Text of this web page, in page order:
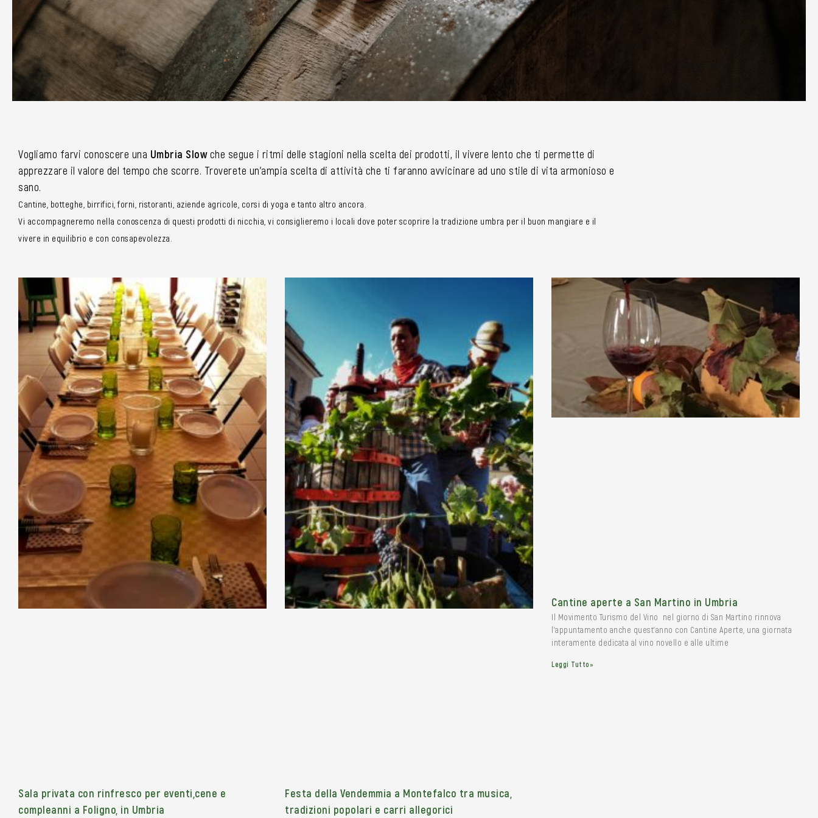
Vogliamo farvi conoscere una Umbria Slowche segue i ritmi delle stagioni nella scelta dei prodotti, il vivere lento che ti permette di
apprezzare il valore del tempo che scorre. Troverete un’ampia scelta di attività che ti faranno avvicinare ad uno stile di vita armonioso e
sano.
Cantine, botteghe, birrifici, forni, ristoranti, aziende agricole, corsi di yoga e tanto altro ancora.
Vi accompagneremo nella conoscenza di questi prodotti di nicchia, vi consiglieremo i locali dove poter scoprire la tradizione umbra per il buon mangiare e il
vivere in equilibrio e con consapevolezza.
Sala privata con rinfresco per eventi,cene e
compleanni a Foligno, in Umbria
Festa della Vendemmia a Montefalco tra musica,
tradizioni popolari e carri allegorici
Cantine aperte a San Martino in Umbria
Il Movimento Turismo del Vino nel giorno di San Martino rinnova
l’appuntamento anche quest’anno con Cantine Aperte, una giornata
interamente dedicata al vino novello e alle ultime
Leggi Tutto»